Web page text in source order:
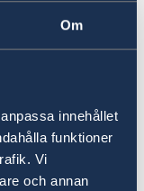
Om
innehållet
funktioner
Vi
och annan
entre las